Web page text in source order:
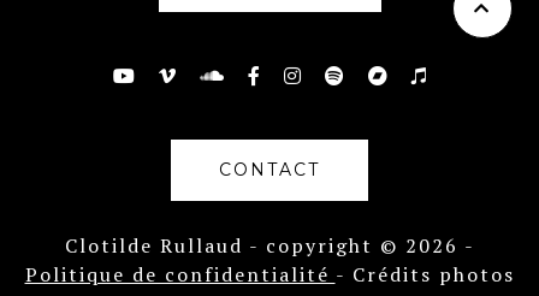
CONTACT
Clotilde Rullaud - copyright © 2026 -
Politique de confidentialité - Crédits photos